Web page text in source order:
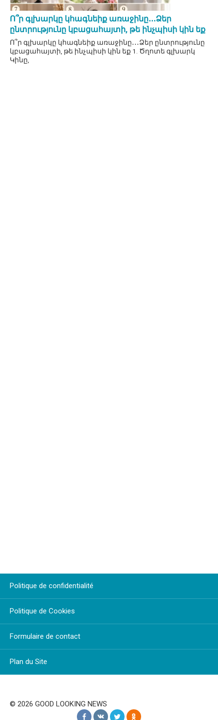
Ո՞ր գլխարկը կհագնեիք առաջինը․․․Ձեր
ընտրությունը կբացահայտի, թե ինչպիսի կին եք
Ո՞ր գլխարկը կհագնեիք առաջինը․․․Ձեր ընտրությունը
կբացահայտի, թե ինչպիսի կին եք 1. Ծղոտե գլխարկ
Կինը,
Politique de confidentialité
Politique de Cookies
Formulaire de contact
Plan du Site
© 2026 GOOD LOOKING NEWS